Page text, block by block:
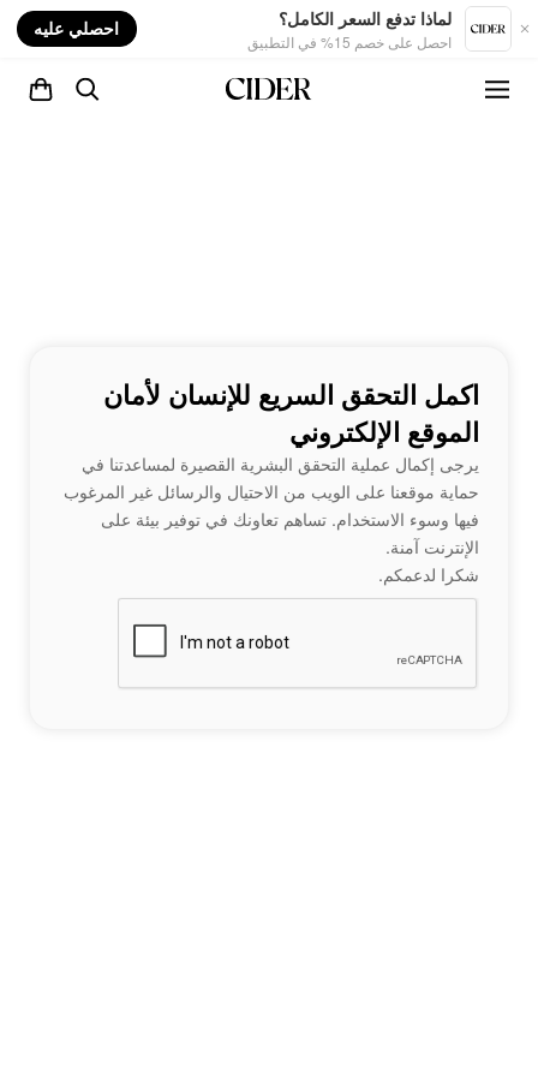
لماذا تدفع السعر الكامل؟
احصل على خصم 15% في التطبيق
احصلي عليه
اكمل التحقق السريع للإنسان لأمان
الموقع الإلكتروني
يرجى إكمال عملية التحقق البشرية القصيرة لمساعدتنا في
حماية موقعنا على الويب من الاحتيال والرسائل غير المرغوب
فيها وسوء الاستخدام. تساهم تعاونك في توفير بيئة على
الإنترنت آمنة.
شكرا لدعمكم.